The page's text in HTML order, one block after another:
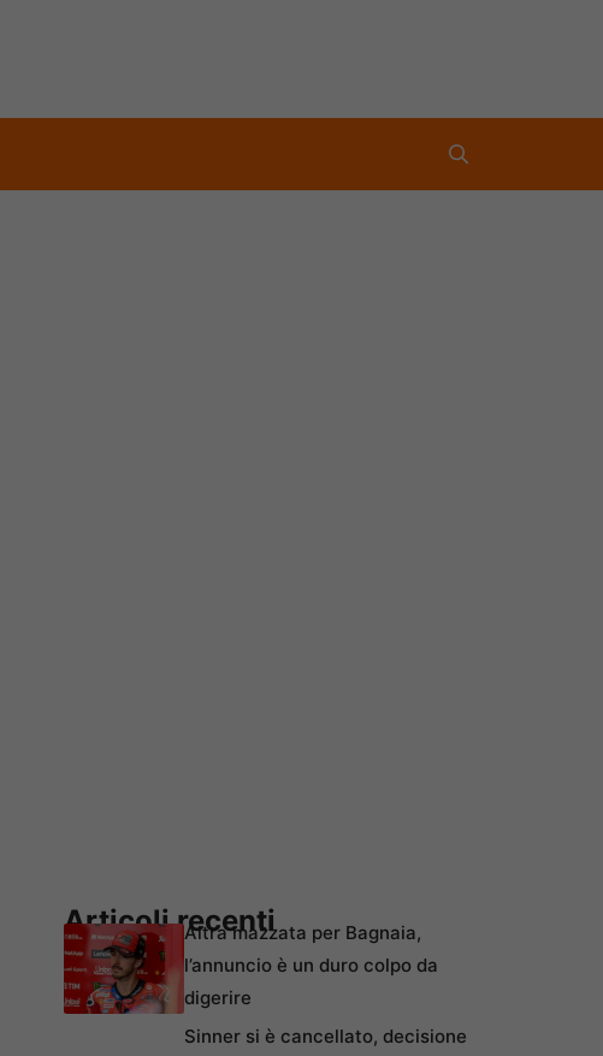
Articoli recentiAltra mazzata per Bagnaia,
l’annuncio è un duro colpo da
digerire
Sinner si è cancellato, decisione